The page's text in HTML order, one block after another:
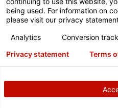
Conditions d’utilisation
Proposition 65 de Californie
Copyright© 2026 Hunter
being used. For information on
please visit our privacy
Analytics
Conversion
Privacy statement Terms